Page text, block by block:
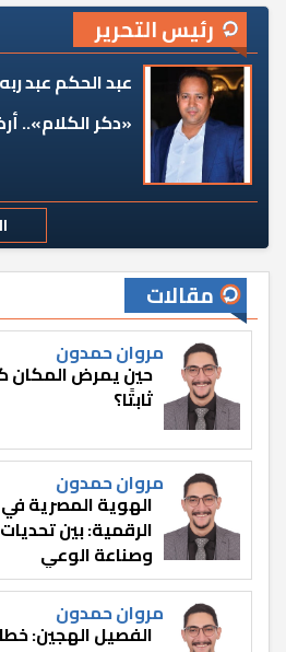
رئيس التحرير
عبد الحكم عبد ربه
«دكر الكلام»..
مقالات
مروان حمدون
حين يمرض المكان
ثابتًا؟
مروان حمدون
الهوية المصرية
الرقمية: بين
وصناعة الوعي
مروان حمدون
الفصيل الهجين: